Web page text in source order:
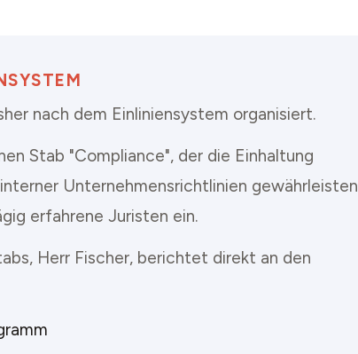
nach dem Einliniensystem organisiert.
Stab "Compliance", der die Einhaltung
Unternehmensrichtlinien gewährleisten
erfahrene Juristen ein.
Herr Fischer, berichtet direkt an den